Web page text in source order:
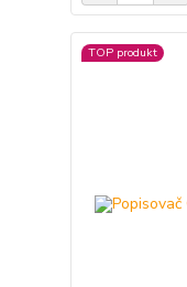
TOP produkt